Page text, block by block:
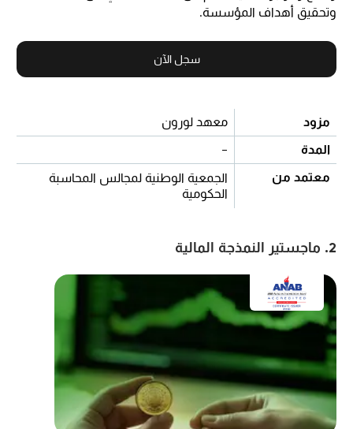
وتحقيق أهداف المؤسسة.
سجل الآن
مزود
معهد لورون
المدة
-
معتمد من
الجمعية الوطنية لمجالس المحاسبة
الحكومية
2. ماجستير النمذجة المالية